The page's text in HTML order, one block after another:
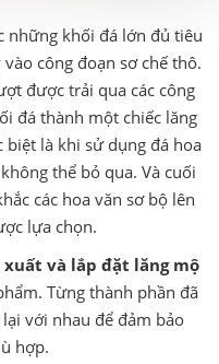
những khối đá lớn đủ tiêu
công đoạn sơ chế thô.
được trải qua các công
đá thành một chiếc lăng
biệt là khi sử dụng đá hoa
thể bỏ qua. Và cuối
các hoa văn sơ bộ lên
lựa chọn.
xuất và lắp đặt lăng mộ
Từng thành phần đã
với nhau để đảm bảo
hợp.